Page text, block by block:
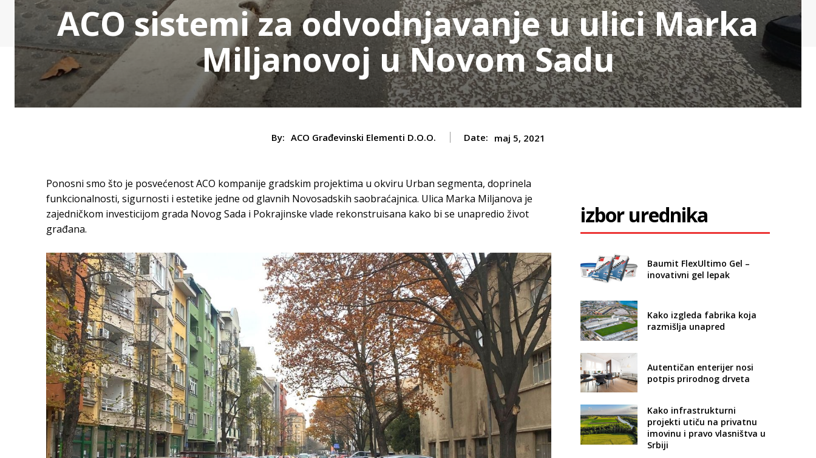
ACO sistemi za odvodnjavanje u ulici Marka
Miljanovoj u Novom Sadu
By: ACO Građevinski Elementi D.o.o. Date: maj 5, 2021
Ponosni smo što je posvećenost ACO kompanije gradskim projektima u okviru Urban segmenta, doprinela
funkcionalnosti, sigurnosti i estetike jedne od glavnih Novosadskih saobraćajnica. Ulica Marka Miljanova je
zajedničkom investicijom grada Novog Sada i Pokrajinske vlade rekonstruisana kako bi se unapredio život
građana.
izbor urednika
Baumit FlexUltimo Gel –
inovativni gel lepak
Kako izgleda fabrika koja
razmišlja unapred
Autentičan enterijer nosi
potpis prirodnog drveta
Kako infrastrukturni
projekti utiču na privatnu
imovinu i pravo vlasništva u
Srbiji